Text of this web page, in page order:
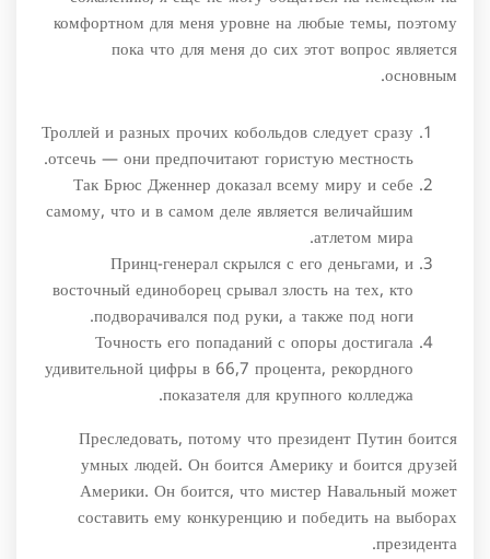
комфортном для меня уровне на любые темы, поэтому
пока что для меня до сих этот вопрос является
основным.
Троллей и разных прочих кобольдов следует сразу
отсечь — они предпочитают гористую местность.
Так Брюс Дженнер доказал всему миру и себе
самому, что и в самом деле является величайшим
атлетом мира.
Принц-генерал скрылся с его деньгами, и
восточный единоборец срывал злость на тех, кто
подворачивался под руки, а также под ноги.
Точность его попаданий с опоры достигала
удивительной цифры в 66,7 процента, рекордного
показателя для крупного колледжа.
Преследовать, потому что президент Путин боится
умных людей. Он боится Америку и боится друзей
Америки. Он боится, что мистер Навальный может
составить ему конкуренцию и победить на выборах
президента.